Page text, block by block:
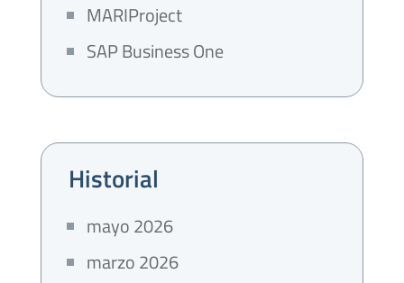
MARIProject
SAP Business One
Historial
mayo 2026
marzo 2026